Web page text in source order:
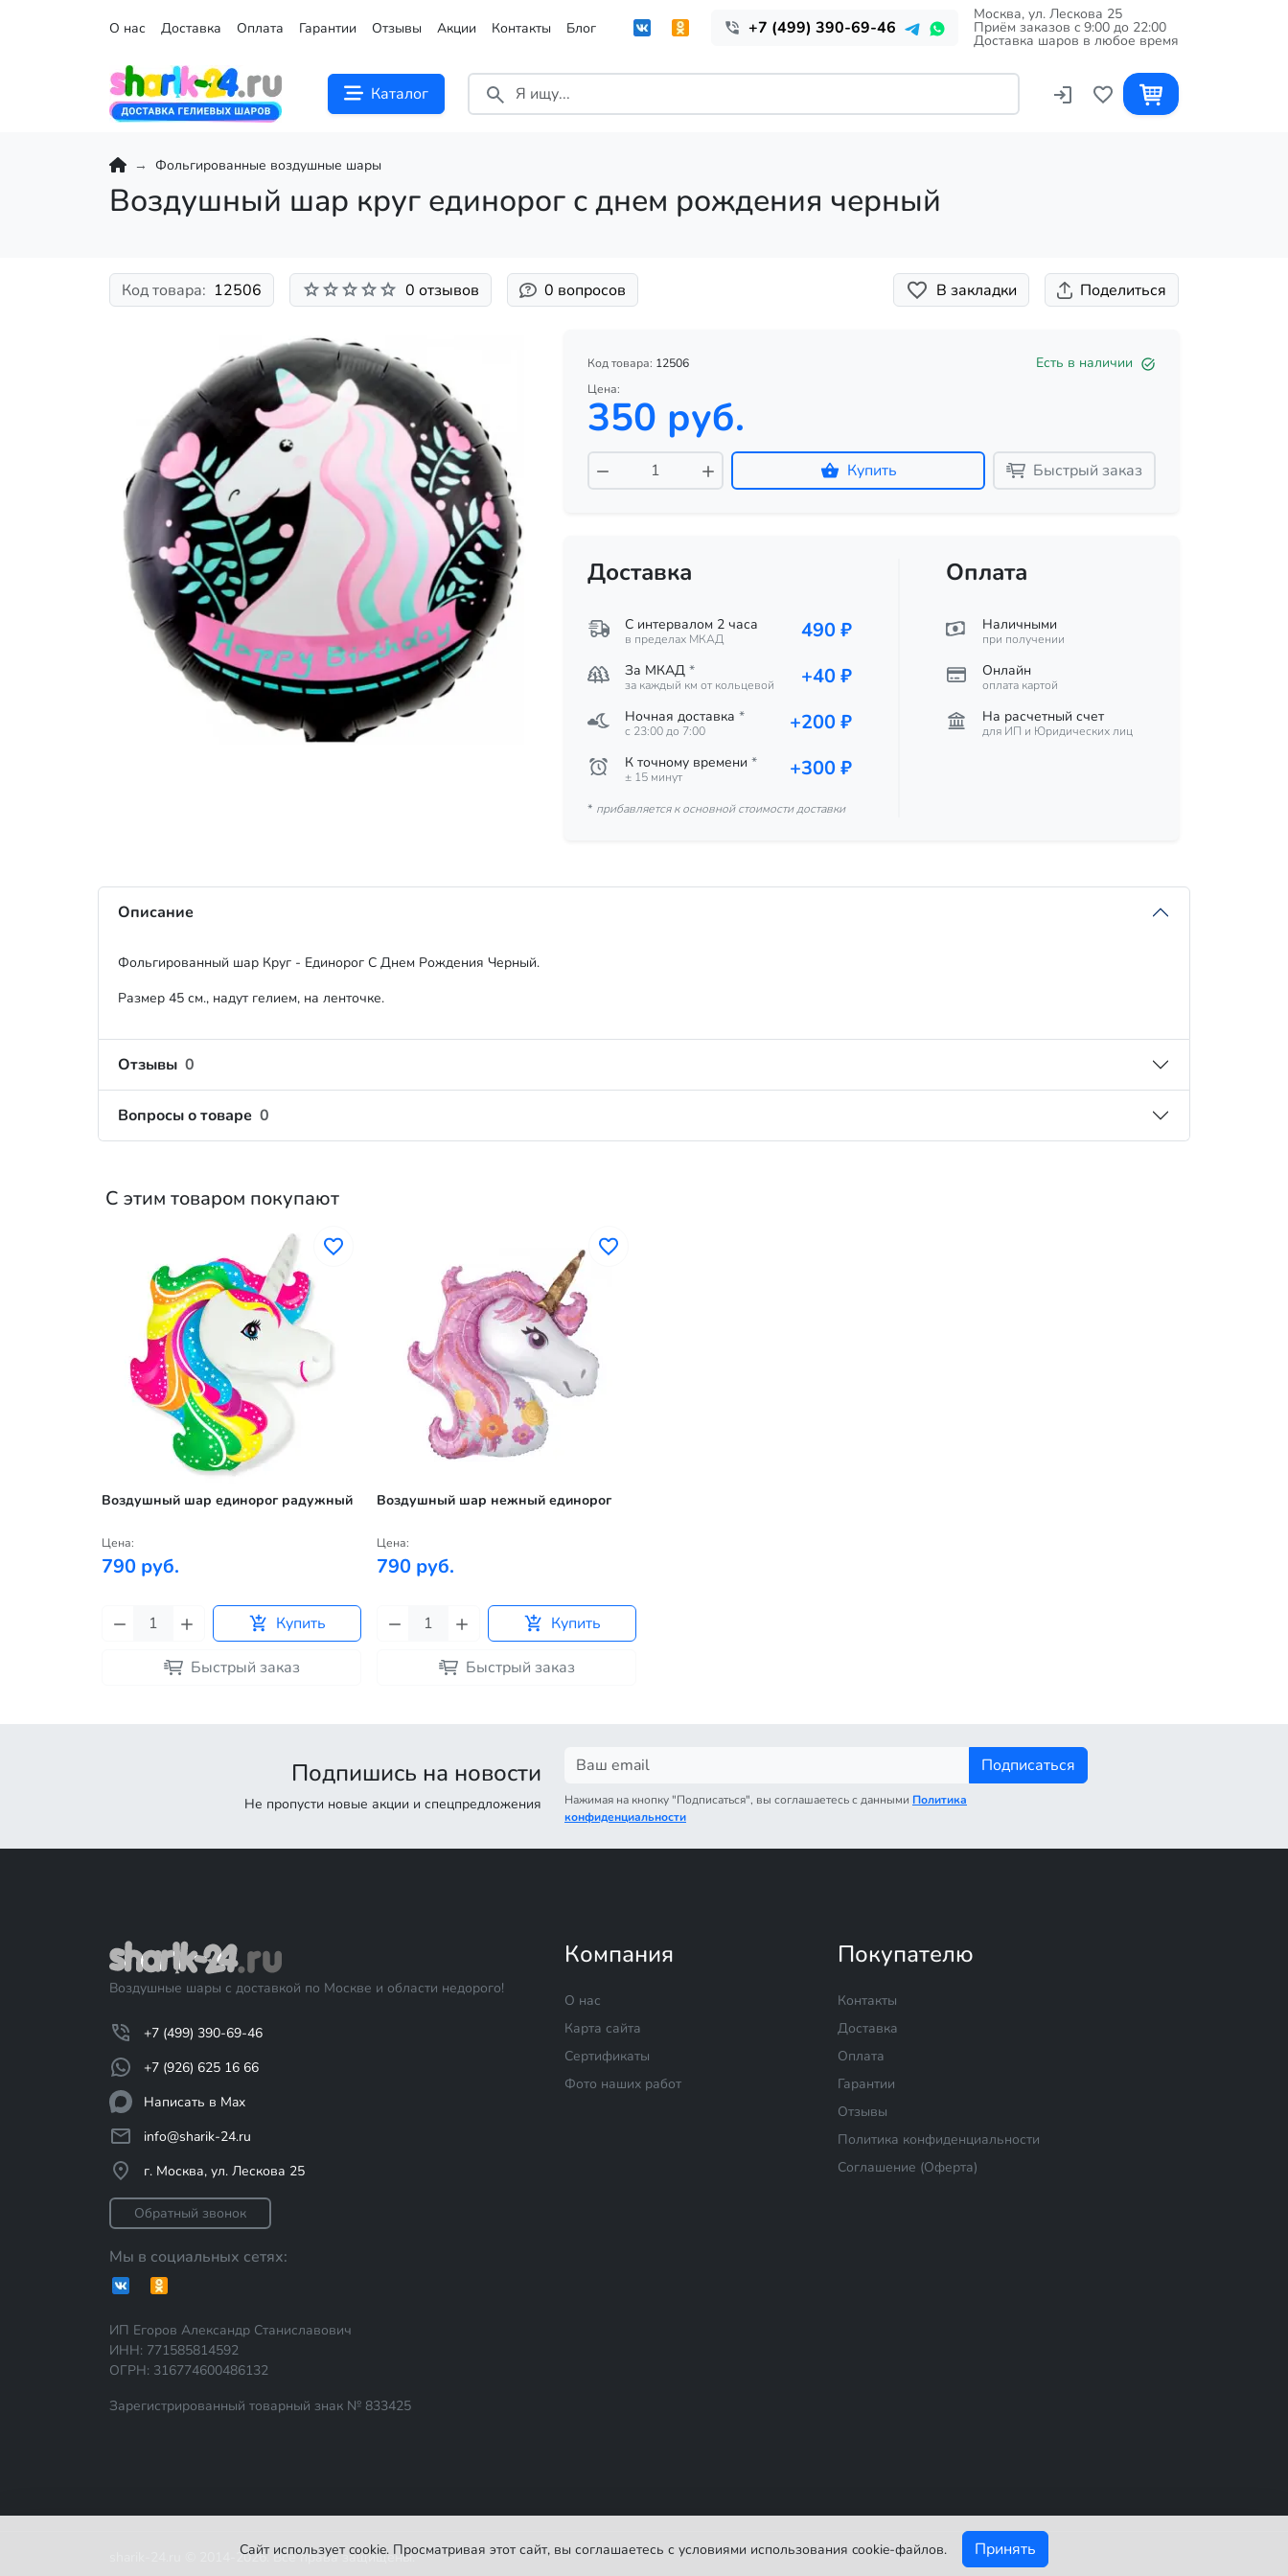
О нас Доставка Оплата Гарантии Отзывы Акции Контакты Блог +7 (499) 390-69-46
Москва, ул. Лескова 25
Приём заказов c 9:00 до 22:00
Доставка шаров в любое время
Каталог
Фольгированные воздушные шары
Воздушный шар круг единорог с днем рождения черный
Код товара: 12506 0 отзывов 0 вопросов В закладки Поделиться
Код товара: 12506 Есть в наличии
Цена:
350 руб.
Купить Быстрый заказ
Доставка
С интервалом 2 часа
в пределах МКАД 490 ₽
За МКАД *
за каждый км от кольцевой +40 ₽
Ночная доставка *
c 23:00 до 7:00 +200 ₽
К точному времени *
± 15 минут +300 ₽
* прибавляется к основной стоимости доставки
Оплата
Наличными
при получении
Онлайн
оплата картой
На расчетный счет
для ИП и Юридических лиц
Описание
Фольгированный шар Круг - Единорог С Днем Рождения Черный.
Размер 45 см., надут гелием, на ленточке.
Отзывы 0
Вопросы о товаре 0
С этим товаром покупают
Воздушный шар единорог радужный
Цена:
790 руб.
Купить
Быстрый заказ
Воздушный шар нежный единорог
Цена:
790 руб.
Купить
Быстрый заказ
Подпишись на новости
Не пропусти новые акции и спецпредложения
Подписаться
Нажимая на кнопку "Подписаться", вы соглашаетесь с данными Политика
конфиденциальности
Воздушные шары с доставкой по Москве и области недорого!
+7 (499) 390-69-46
+7 (926) 625 16 66
Написать в Max
info@sharik-24.ru
г. Москва, ул. Лескова 25
Обратный звонок
Мы в социальных сетях:
ИП Егоров Александр Станиславович
ИНН: 771585814592
ОГРН: 316774600486132
Зарегистрированный товарный знак № 833425
Компания
О нас
Карта сайта
Сертификаты
Фото наших работ
Покупателю
Контакты
Доставка
Оплата
Гарантии
Отзывы
Политика конфиденциальности
Соглашение (Оферта)
sharik-24.ru © 2014-2026. Все права защищены.
Сайт использует cookie. Просматривая этот сайт, вы соглашаетесь с условиями использования cookie-файлов. Принять